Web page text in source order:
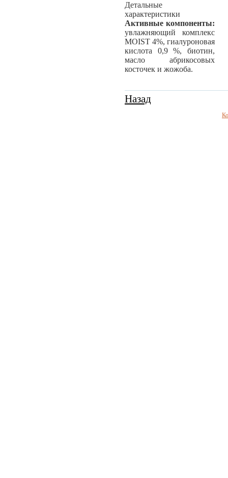
Детальные
характеристики
Активные компоненты:
увлажняющий комплекс
MOIST 4%, гиалуроновая
кислота 0,9 %, биотин,
масло абрикосовых
косточек и жожоба.
Назад